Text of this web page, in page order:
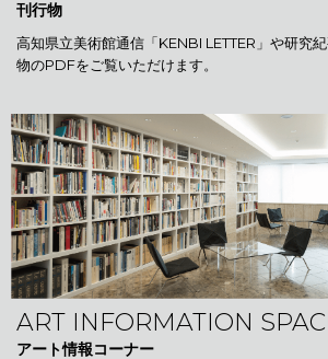
刊行物
高知県立美術館通信「KENBI LETTER」や研究
物のPDFをご覧いただけます。
ART INFORMATION
アート情報コーナー